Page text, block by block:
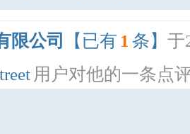
限公司 【已有 1 条】 于
用户对他的一条点